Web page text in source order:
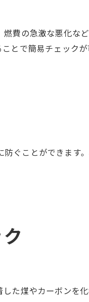
費の急激な悪化な
とで簡易チェックが
ぐことができます
た煤やカーボンを